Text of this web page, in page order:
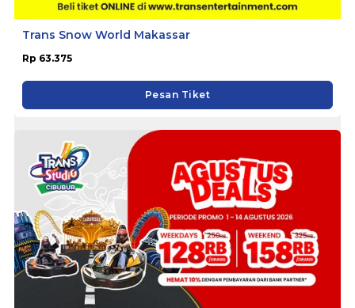
Trans Snow World Makassar
Rp 63.375
Pesan Tiket